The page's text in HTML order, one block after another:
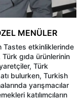
MENÜLER
Tastes etkinliklerinde
gıda ürünlerinin
Türk
bulurken, Turkish
yarışmacılar
katılımcıların